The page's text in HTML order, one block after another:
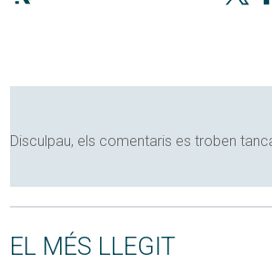
Disculpau, els comentaris es troben
EL MÉS LLEGIT